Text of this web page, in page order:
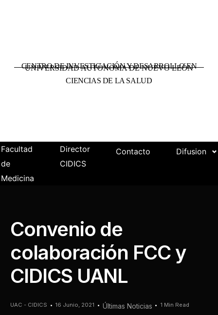
UNIVERSIDAD AUTÓNOMA DE NUEVO LEÓN
CENTRO DE INVESTIGACIÓN Y DESARROLLO EN
CIENCIAS DE LA SALUD
Facultad
de
Medicina
Director
CIDICS
Contacto Difusion
Convenio de
colaboración FCC y
CIDICS UANL
UAC - CIDICS 16 Junio, 2021 Últimas Noticias 1 Min Read